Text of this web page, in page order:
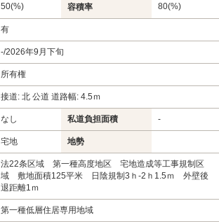
50(%) 容積率 80(%)
有
-/2026年9月下旬
所有権
接道: 北 公道 道路幅: 4.5ｍ
なし 私道負担面積 -
宅地 地勢
法22条区域 第一種高度地区 宅地造成等工事規制区
域 敷地面積125平米 日陰規制3ｈ-2ｈ1.5ｍ 外壁後
退距離1ｍ
第一種低層住居専用地域